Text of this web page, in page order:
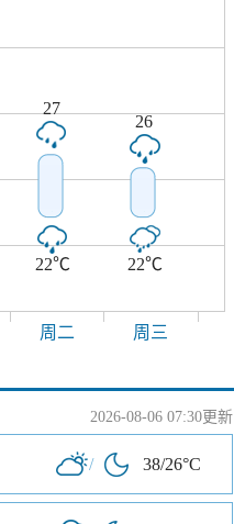
27
22℃
26
22℃
周二 周三
2026-08-06 07:30更新
/ 38/26°C